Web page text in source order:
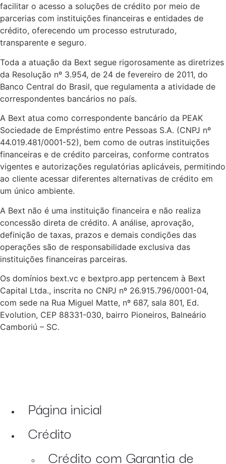
facilitar o acesso a soluções de crédito por meio de
parcerias com instituições financeiras e entidades de
crédito, oferecendo um processo estruturado,
transparente e seguro.
Toda a atuação da Bext segue rigorosamente as diretrizes
da Resolução nº 3.954, de 24 de fevereiro de 2011, do
Banco Central do Brasil, que regulamenta a atividade de
correspondentes bancários no país.
A Bext atua como correspondente bancário da PEAK
Sociedade de Empréstimo entre Pessoas S.A. (CNPJ nº
44.019.481/0001-52), bem como de outras instituições
financeiras e de crédito parceiras, conforme contratos
vigentes e autorizações regulatórias aplicáveis, permitindo
ao cliente acessar diferentes alternativas de crédito em
um único ambiente.
A Bext não é uma instituição financeira e não realiza
concessão direta de crédito. A análise, aprovação,
definição de taxas, prazos e demais condições das
operações são de responsabilidade exclusiva das
instituições financeiras parceiras.
Os domínios bext.vc e bextpro.app pertencem à Bext
Capital Ltda., inscrita no CNPJ nº 26.915.796/0001-04,
com sede na Rua Miguel Matte, nº 687, sala 801, Ed.
Evolution, CEP 88331-030, bairro Pioneiros, Balneário
Camboriú – SC.
Página inicial
Crédito
Crédito com Garantia de